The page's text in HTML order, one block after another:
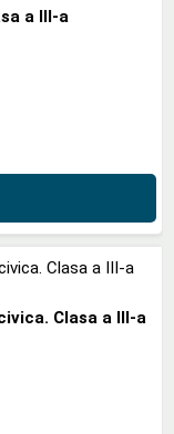
a III-a
Clasa a III-a